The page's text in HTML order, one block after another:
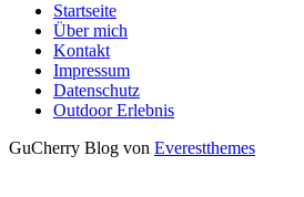
Startseite
Über mich
Kontakt
Impressum
Datenschutz
Outdoor Erlebnis
GuCherry Blog von Everestthemes